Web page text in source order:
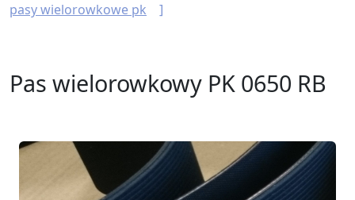
pasy wielorowkowe pk
Pas wielorowkowy PK 0650 RB